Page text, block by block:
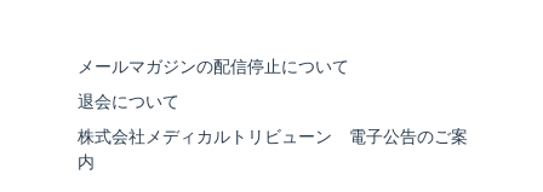
メールマガジンの配信停止について
退会について
株式会社メディカルトリビューン 電子公告のご案
内